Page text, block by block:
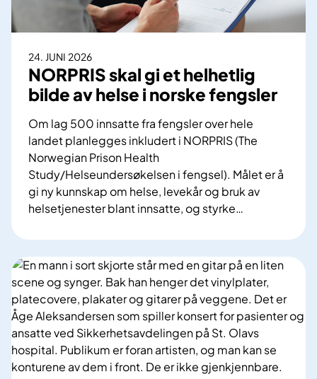
ø
k
i
l
d
t
«
b
a
r
n
r
e
t
t
s
p
s
24. JUNI 2026
NORPRIS skal gi et helhetlig
bilde av helse i norske fengsler
Om lag 500 innsatte fra fengsler over hele
landet planlegges inkludert i NORPRIS (The
Norwegian Prison Health
Study/Helseundersøkelsen i fengsel). Målet er å
gi ny kunnskap om helse, levekår og bruk av
helsetjenester blant innsatte, og styrke…
O
R
R
S
s
k